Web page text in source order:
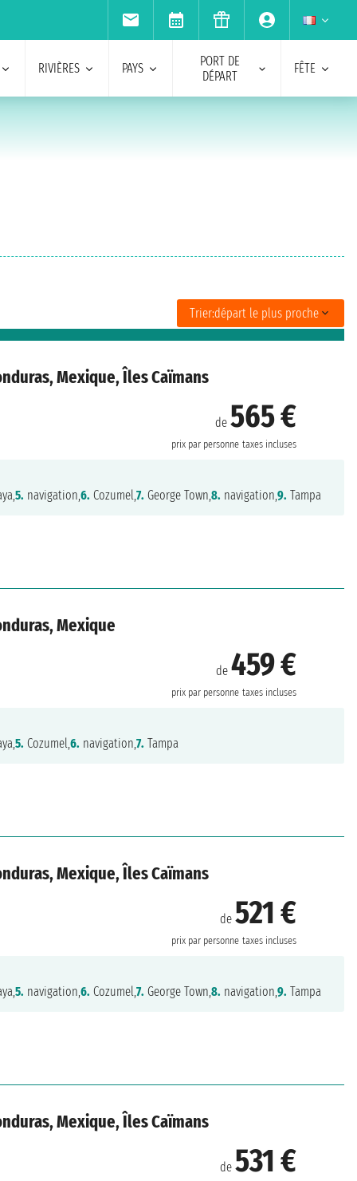
RIVIÈRES PAYS
PORT DE
DÉPART
FÊTE
Trier:départ le plus proche
Mexique, Îles Caïmans
de565 €
prix par personne taxes incluses
5. navigation,6. Cozumel,7. George Town,8. navigation,9. Tampa
Mexique
de459 €
prix par personne taxes incluses
5. Cozumel,6. navigation,7. Tampa
Mexique, Îles Caïmans
de521 €
prix par personne taxes incluses
5. navigation,6. Cozumel,7. George Town,8. navigation,9. Tampa
Mexique, Îles Caïmans
de531 €